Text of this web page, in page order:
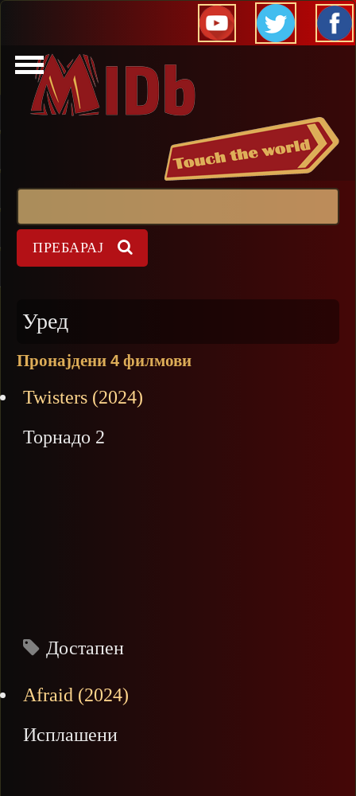
Прескокни
Уред
Пронајдени 4 филмови
Twisters (2024)
Торнадо 2
Достапен
Afraid (2024)
Исплашени